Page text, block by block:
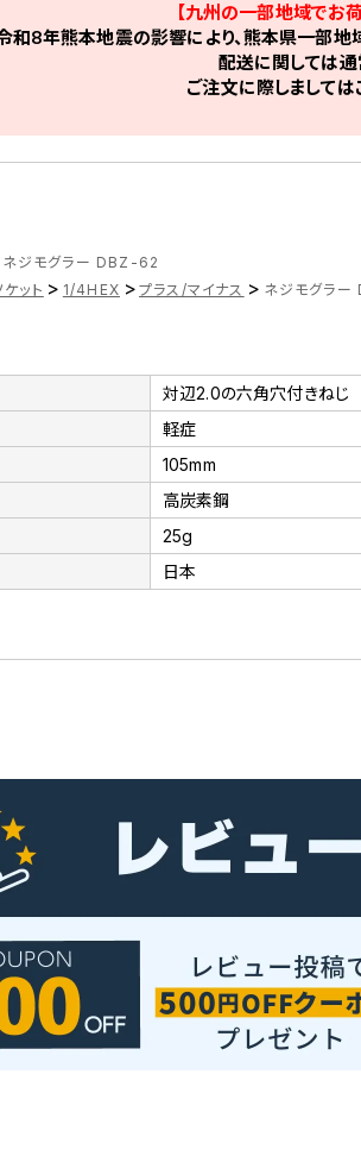
【九州の一部地域でお
和8年熊本地震の影響により、熊本県一部地
配送に関しては通
ご注文に際しましては
ネジモグラー DBZ-62
ケット > 1/4HEX > プラス/マイナス > ネジモグラ
対辺2.0の六角穴付きねじ
軽症
105mm
高炭素鋼
25g
日本